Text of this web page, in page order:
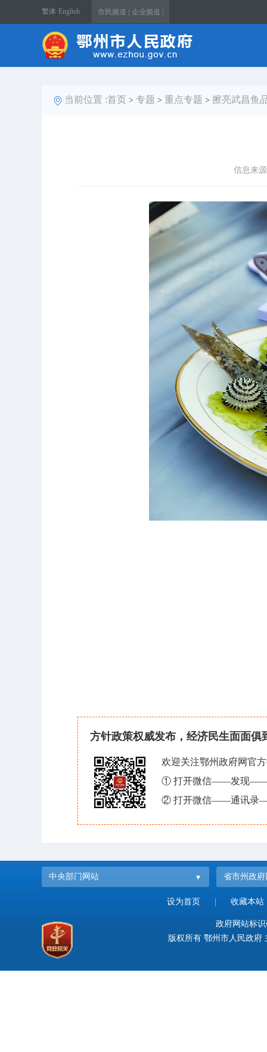
繁体 English 市民频道 | 企业频道 |
当前位置 :首页 > 专题 > 重点专题 > 擦亮武昌鱼
信息来
方针政策权威发布，经济民生面面俱
欢迎关注鄂州政府网官
① 打开微信——发现——
② 打开微信——通讯录
中央部门网站 省市州政府
设为首页 收藏本站
政府网站标
版权所有 鄂州市人民政府